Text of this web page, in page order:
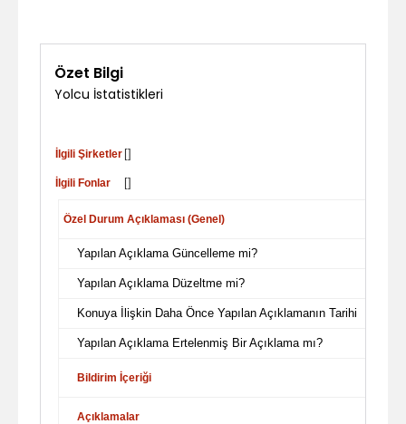
Özet Bilgi
Yolcu İstatistikleri
İlgili Şirketler []
İlgili Fonlar []
Özel Durum Açıklaması (Genel)
Yapılan Açıklama Güncelleme mi?
Yapılan Açıklama Düzeltme mi?
Konuya İlişkin Daha Önce Yapılan Açıklamanın Tarihi
Yapılan Açıklama Ertelenmiş Bir Açıklama mı?
Bildirim İçeriği
Açıklamalar